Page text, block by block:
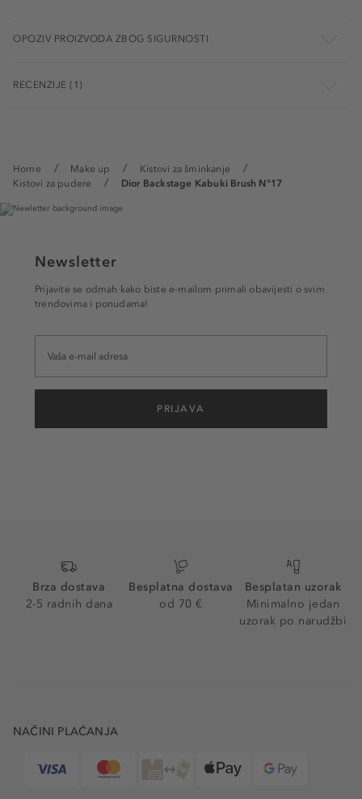
Home Make up
Kistovi za šminkanje
Kistovi za pudere
Dior Backstage Kabuki Brush N°17
OPOZIV PROIZVODA ZBOG SIGURNOSTI
RECENZIJE (1)
Newsletter
Prijavite se odmah kako biste e-mailom primali obavijesti o svim
trendovima i ponudama!
PRIJAVA
Brza dostava
2-5 radnih dana
Besplatna dostava
od 70 €
Besplatan uzorak
Minimalno jedan
uzorak po narudžbi
NAČINI PLAĆANJA